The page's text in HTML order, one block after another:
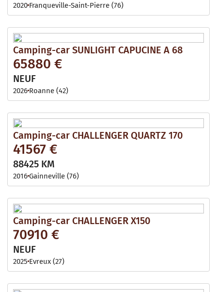
2020 Franqueville-Saint-Pierre (76)
Camping-car SUNLIGHT CAPUCINE A 68
65880 €
NEUF
2026 Roanne (42)
Camping-car CHALLENGER QUARTZ 170
41567 €
88425 KM
2016Gainneville (76)
Camping-car CHALLENGER X150
70910 €
NEUF
2025 Evreux (27)